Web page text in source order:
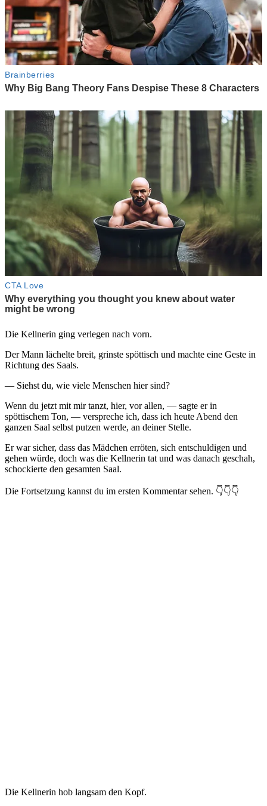
Die Kellnerin ging verlegen nach vorn.
Der Mann lächelte breit, grinste spöttisch und machte eine Geste in
Richtung des Saals.
— Siehst du, wie viele Menschen hier sind?
Wenn du jetzt mit mir tanzt, hier, vor allen, — sagte er in
spöttischem Ton, — verspreche ich, dass ich heute Abend den
ganzen Saal selbst putzen werde, an deiner Stelle.
Er war sicher, dass das Mädchen erröten, sich entschuldigen und
gehen würde, doch was die Kellnerin tat und was danach geschah,
schockierte den gesamten Saal.
Die Fortsetzung kannst du im ersten Kommentar sehen. 👇👇👇
Die Kellnerin hob langsam den Kopf.